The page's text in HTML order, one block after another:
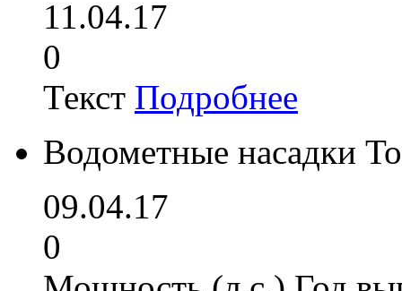
11.04.17
0
Текст Подробнее
Водометные насадки
09.04.17
0